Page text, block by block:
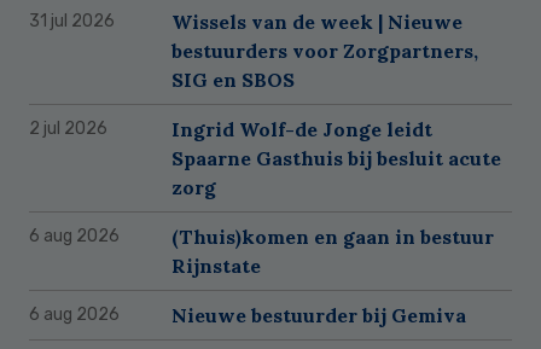
31 jul 2026
Wissels van de week | Nieuwe
bestuurders voor Zorgpartners,
SIG en SBOS
2 jul 2026
Ingrid Wolf-de Jonge leidt
Spaarne Gasthuis bij besluit acute
zorg
6 aug 2026
(Thuis)komen en gaan in bestuur
Rijnstate
6 aug 2026 Nieuwe bestuurder bij Gemiva